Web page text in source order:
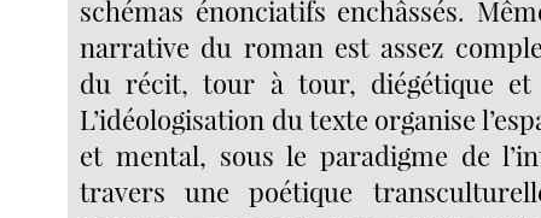
schémas énonciatifs enchâssés.
narrative du roman est assez
du récit, tour à tour, diégétique et
L’idéologisation du texte organise
et mental, sous le paradigme de
travers une poétique